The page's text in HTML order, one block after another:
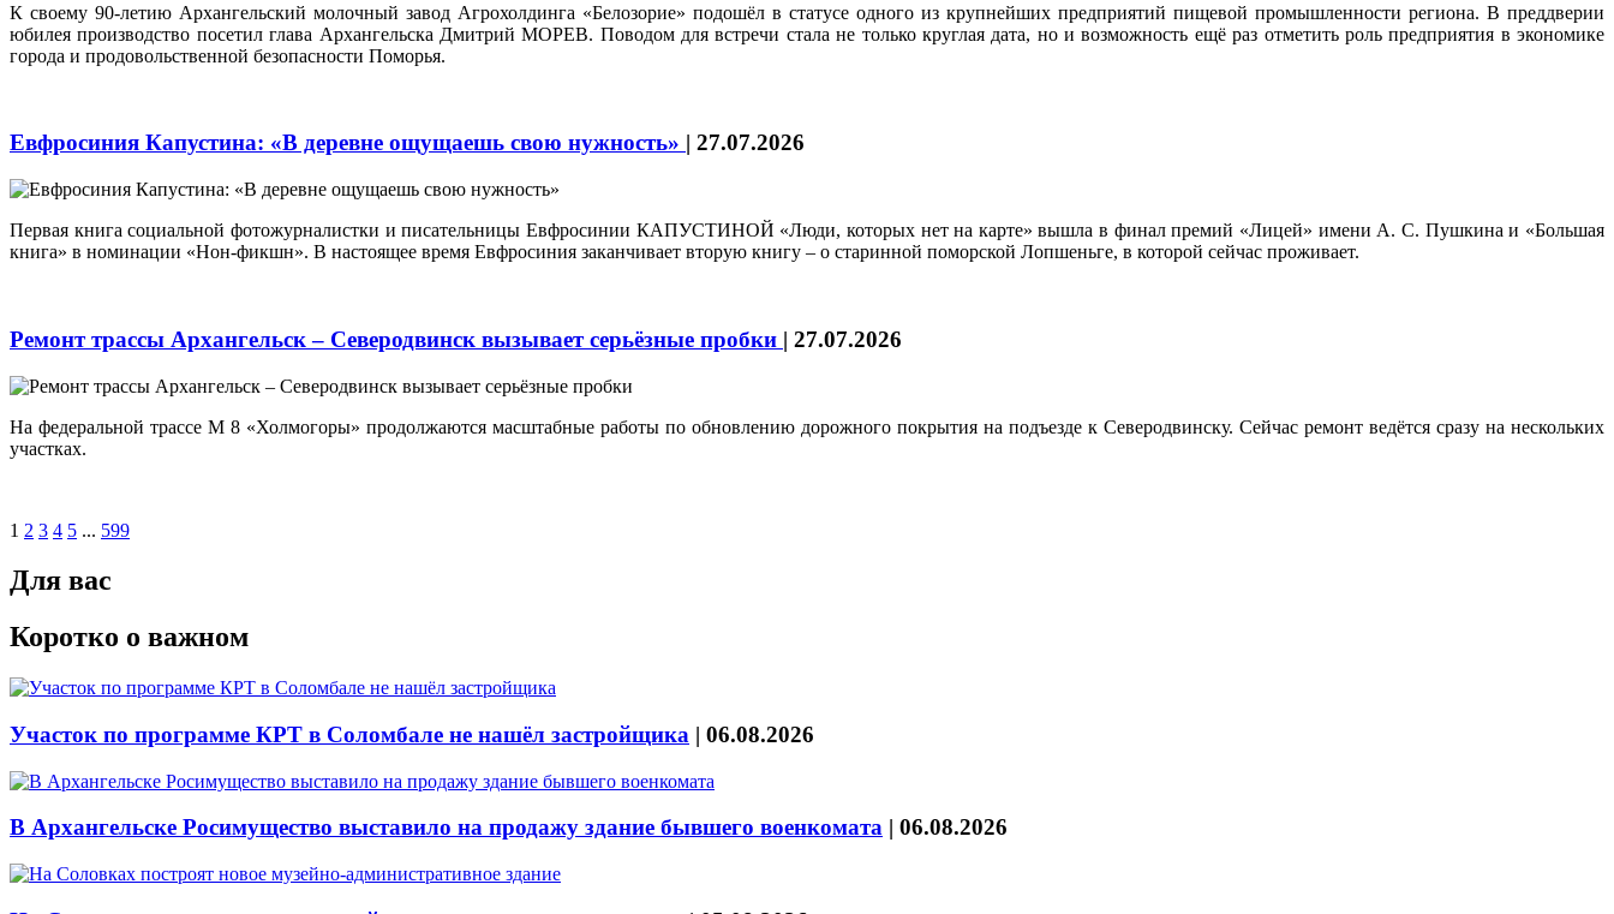
К своему 90-летию Архангельский молочный завод Агрохолдинга «Белозорие» подошёл в статусе одного из крупнейших предприятий пищевой промышленности региона. В преддверии
юбилея производство посетил глава Архангельска Дмитрий МОРЕВ. Поводом для встречи стала не только круглая дата, но и возможность ещё раз отметить роль предприятия в экономике
города и продовольственной безопасности Поморья.
Евфросиния Капустина: «В деревне ощущаешь свою нужность» | 27.07.2026
Первая книга социальной фотожурналистки и писательницы Евфросинии КАПУСТИНОЙ «Люди, которых нет на карте» вышла в финал премий «Лицей» имени А. С. Пушкина и «Большая
книга» в номинации «Нон-фикшн». В настоящее время Евфросиния заканчивает вторую книгу – о старинной поморской Лопшеньге, в которой сейчас проживает.
Ремонт трассы Архангельск – Северодвинск вызывает серьёзные пробки | 27.07.2026
На федеральной трассе М 8 «Холмогоры» продолжаются масштабные работы по обновлению дорожного покрытия на подъезде к Северодвинску. Сейчас ремонт ведётся сразу на нескольких
участках.
1 2 3 4 5 ... 599
Для вас
Коротко о важном
Участок по программе КРТ в Соломбале не нашёл застройщика | 06.08.2026
В Архангельске Росимущество выставило на продажу здание бывшего военкомата | 06.08.2026